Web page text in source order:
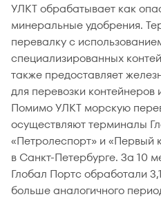
УЛКТ обрабатывает как
минеральные удобрения.
перевалку с
специализированных
также предоставляет
для перевозки контейнеров
Помимо УЛКТ морскую
осуществляют терминалы
«Петролеспорт» и «Первый
в Санкт-Петербурге. За 10
Глобал Портс обработали
больше аналогичного